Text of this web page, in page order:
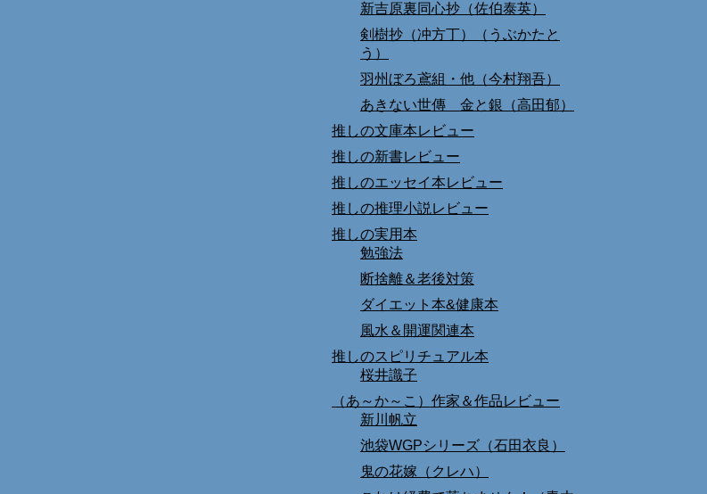
新吉原裏同心抄（佐伯泰英）
剣樹抄（冲方丁）（うぶかたと
う）
羽州ぼろ鳶組・他（今村翔吾）
あきない世傳 金と銀（高田郁）
推しの文庫本レビュー
推しの新書レビュー
推しのエッセイ本レビュー
推しの推理小説レビュー
推しの実用本
勉強法
断捨離＆老後対策
ダイエット本&健康本
風水＆開運関連本
推しのスピリチュアル本
桜井識子
（あ～か～こ）作家＆作品レビュー
新川帆立
池袋WGPシリーズ（石田衣良）
鬼の花嫁（クレハ）